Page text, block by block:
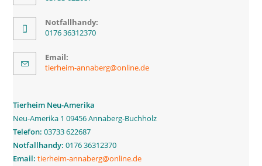
Notfallhandy:
0176 36312370
Email:
tierheim-annaberg@online.deOpens
Tierheim Neu-Amerika
Neu-Amerika 1 09456 Annaberg-Buchholz
Telefon:03733 622687
Notfallhandy: 0176 36312370
Email:tierheim-annaberg@online.de